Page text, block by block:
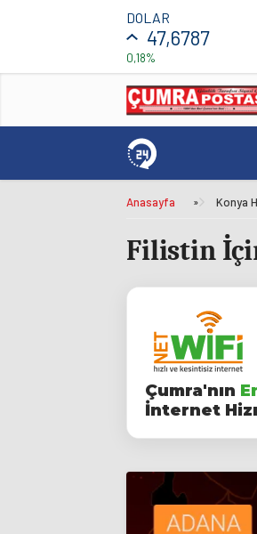
DOLAR
47,6787
0,18%
Anasayfa » Konya
Filistin
Çumra'nın
İnternet